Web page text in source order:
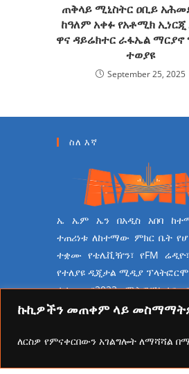
ኩኪዎችን መጠቀም ላይ
ለርስዎ የምናቀርበውን አገልግሎት ለማሻሻል
ጠቅላይ ሚኒስትር ዐቢይ
ከዓለም አቀፉ የአቶሚክ
ዋና ዳይሬክተር ራፋኤል ማርያኖ
ተወያዩ
September 25, 2025
ስለ እኛ
ኤ ኤም ኤን በአዲስ አበባ
ተጠሪነቱ ለከተማው ምክር ቤት
ተቋሙ የቴሌቪዥን፣ የFM
የተለያዩ ዲጂታል ሚዲያ
ተቋሙ በ2023 ሜትሮፖሊታን
የመሆን ራዕይ